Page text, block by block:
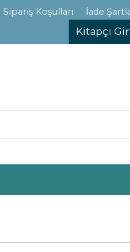
Sipariş Koşulları İade
Kitapçı